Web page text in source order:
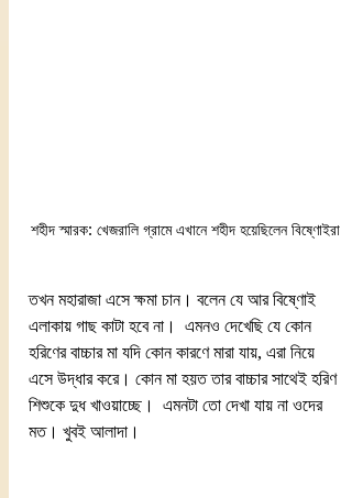
শহীদ স্মারক: খেজরালি গ্রামে এখানে শহীদ হয়েছিলেন বিষ্ণোইরা
তখন মহারাজা এসে ক্ষমা চান। বলেন যে আর বিষ্ণোই
এলাকায় গাছ কাটা হবে না।  এমনও দেখেছি যে কোন
হরিণের বাচ্চার মা যদি কোন কারণে মারা যায়, এরা নিয়ে
এসে উদ্ধার করে। কোন মা হয়ত তার বাচ্চার সাথেই হরিণ
শিশুকে দুধ খাওয়াচ্ছে।  এমনটা তো দেখা যায় না ওদের
মত। খুবই আলাদা।